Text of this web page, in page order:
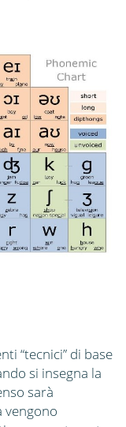
“tecnici” di base
si insegna la
sarà
vengono